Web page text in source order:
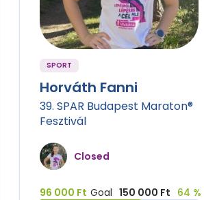
SPORT
Horváth Fanni
39. SPAR Budapest Maraton®
Fesztivál
Closed
96 000 Ft Goal 150 000 Ft 64 %